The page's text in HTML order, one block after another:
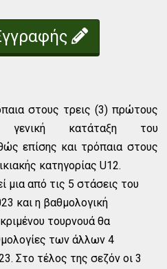
στους τρεις (3) πρώτους
γενική κατάταξη του
επίσης και τρόπαια στους
κατηγορίας U12.
μια από τις 5 στάσεις του
και η βαθμολογική
τουρνουά θα
των άλλων 4
Στο τέλος της σεζόν οι 3